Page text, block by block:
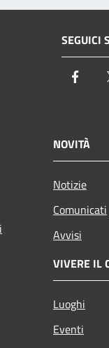
SEGUICI
NOVITÀ
Notizie
Comunicati
Avvisi
VIVERE IL
Luoghi
Eventi